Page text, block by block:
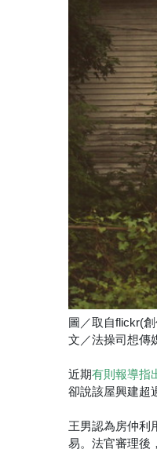
圖／取自flickr(
文／法操司想傳
近期有則報導指
卻說該屋興建超
王男認為房仲利
易。法官審理後